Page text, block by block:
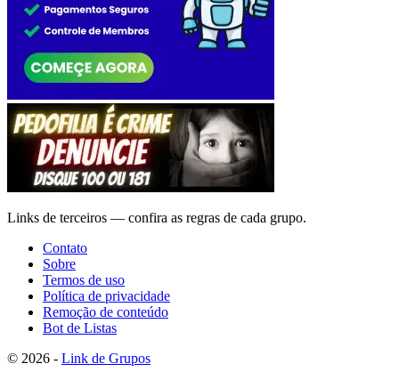
Links de terceiros — confira as regras de cada grupo.
Contato
Sobre
Termos de uso
Política de privacidade
Remoção de conteúdo
Bot de Listas
© 2026 - Link de Grupos